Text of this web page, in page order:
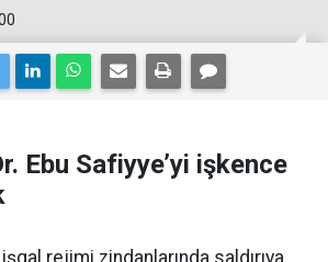
Ebu Safiyye’yi işkence
rejimi zindanlarında saldırıya